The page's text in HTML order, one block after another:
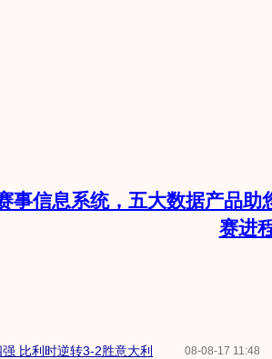
事信息系统，五大数据产品助
赛进
08-08-17 11:48
比利时逆转3-2胜意大利